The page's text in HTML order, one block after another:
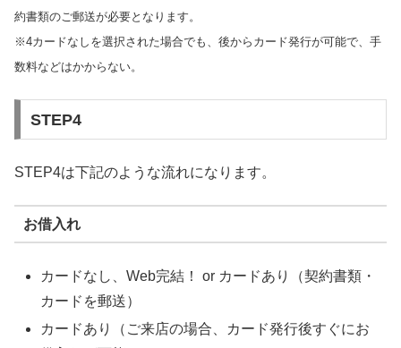
約書類のご郵送が必要となります。
※4カードなしを選択された場合でも、後からカード発行が可能で、手
数料などはかからない。
STEP4
STEP4は下記のような流れになります。
お借入れ
カードなし、Web完結！ or カードあり（契約書類・
カードを郵送）
カードあり（ご来店の場合、カード発行後すぐにお